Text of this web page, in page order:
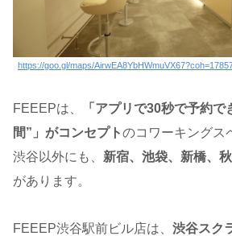
https://goo.gl/maps/
FEEEPは、
「アプリで30秒で予約
間”」がコンセプトのコワーキングス
渋谷以外にも、 新宿、池袋、新橋、
があります。
FEEEP渋谷駅前ビル店は、 渋谷スク